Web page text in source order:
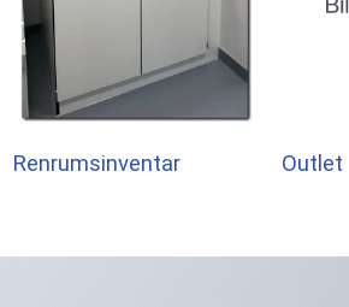
Renrumsinventar Outlet